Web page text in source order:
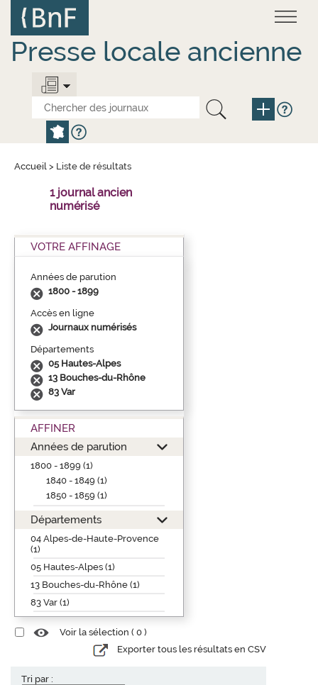
contenu
principal
Presse locale ancienne
Accueil > Liste de résultats
1 journal ancien
numérisé
VOTRE AFFINAGE
Années de parution
1800 - 1899
Accès en ligne
Journaux numérisés
Départements
05 Hautes-Alpes
13 Bouches-du-Rhône
83 Var
AFFINER
Années de parution
1800 - 1899 (1)
1840 - 1849 (1)
1850 - 1859 (1)
Départements
04 Alpes-de-Haute-Provence
(1)
05 Hautes-Alpes (1)
13 Bouches-du-Rhône (1)
83 Var (1)
Voir la sélection ( 0 )
Exporter tous les résultats en CSV
Tri par :
Panneau de gestion des cookies